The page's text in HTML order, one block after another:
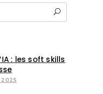
: les soft skills
2025